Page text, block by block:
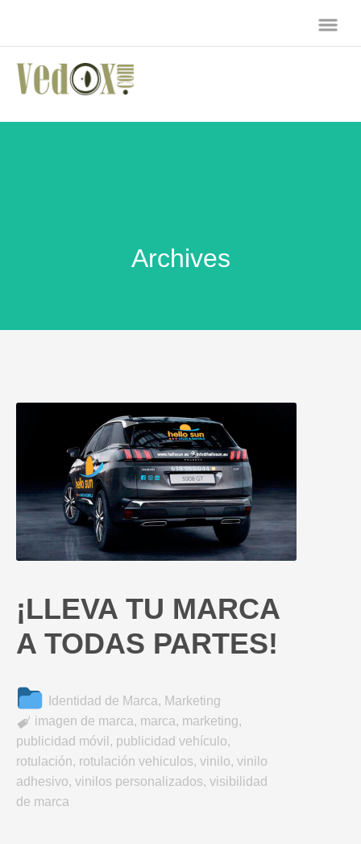
Archives
¡LLEVA TU MARCA
A TODAS PARTES!
Identidad de Marca, Marketing
 imagen de marca, marca, marketing,
publicidad móvil , publicidad vehículo,
rotulación, rotulación vehiculos, vinilo, vinilo
adhesivo, vinilos personalizados, visibilidad
de marca